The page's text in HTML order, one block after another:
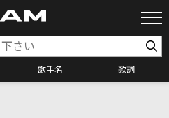
歌手名 歌詞